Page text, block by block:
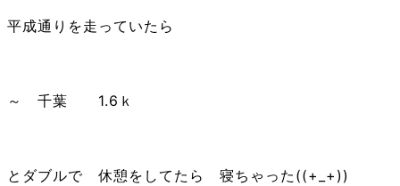
平成通りを走っていたら
～ 千葉 1.6ｋ
とダブルで 休憩をしてたら 寝ちゃった((+_+))